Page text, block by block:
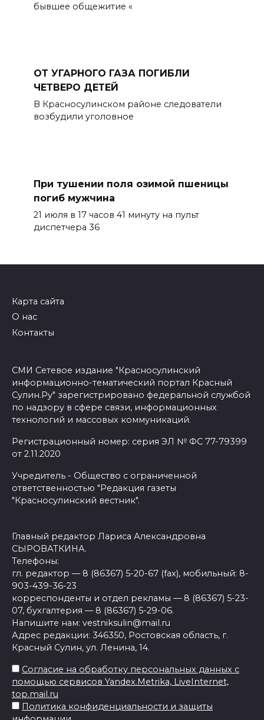
бывшее общежитие «
ОТ УГАРНОГО ГАЗА ПОГИБЛИ
ЧЕТВЕРО ДЕТЕЙ
В Красносулинском районе следователи
возбудили уголовное
При тушении поля озимой пшеницы
погиб мужчина
21 июля в 17 часов 41 минуту на пульт
диспетчера 36
Карта сайта
О нас
Контакты
СМИ Сетевое издание "Красносулинский
информационно-тематический портал Красный
Сулин.Ру" зарегистрировано федеральной службой
по надзору в сфере связи, информационных
технологий и массовых коммуникаций.
Регистрационный номер: серия ЭЛ № ФС 77-79399
от 2.11.2020
Учредитель - Общество с ограниченной
ответственностью "Редакция газеты
"Красносулинский вестник".
Главный редактор Лариса Александровна
СЫРОВАТКИНА.
Телефоны:
гл. редактор — 8 (86367) 5-20-67 (fax), мобильный: 8-
903-439-36-23
корреспонденты и отдел рекламы — 8 (86367) 5-23-
07, бухгалтерия — 8 (86367) 5-29-06.
Напишите нам: vestniksulin@mail.ru
Адрес редакции: 346350, Ростовская область, г.
Красный Сулин, ул. Ленина, 14.
Согласие на обработку персональных данных с
помощью сервисов Yandex.Metrika, LiveInternet,
top.mail.ru
Политика конфиденциальности и защиты